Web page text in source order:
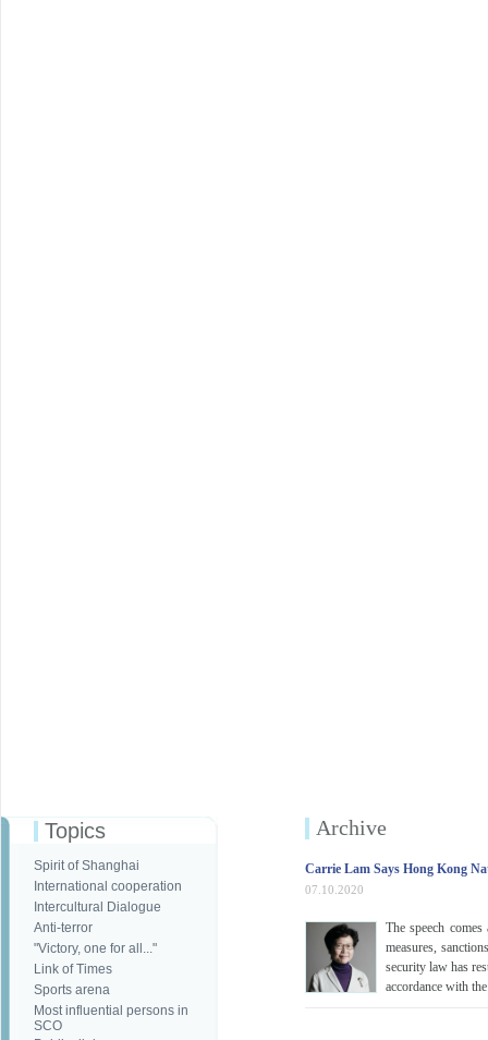
Topics
Spirit of Shanghai
International cooperation
Intercultural Dialogue
Anti-terror
"Victory, one for all..."
Link of Times
Sports arena
Most influential persons in
SCO
Archive
Carrie Lam Says Hong Kong
07.10.2020
The speech
measures,
security law has
accordance with